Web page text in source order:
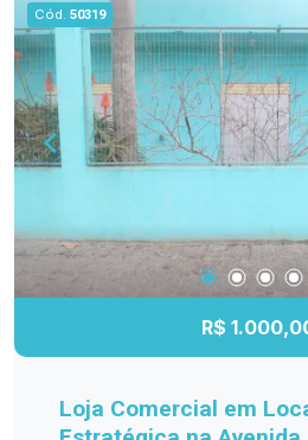
em frente e cercada por
serviços. IMPORTANTE: Toda a mobília que
aparece nas fotos será
do imóvel. A locação refere-
desocupada. Agende sua visita e conheça esta
excelente oportunidade para
valorização e circulação.
Cód. 50319
R$
Loja Comercial em